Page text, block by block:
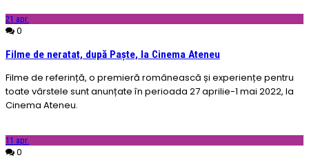
21 apr.
0
Filme de neratat, după Paște, la Cinema Ateneu
Filme de referință, o premieră românească și experiențe pentru
toate vârstele sunt anunțate în perioada 27 aprilie-1 mai 2022, la
Cinema Ateneu.
11 apr.
0